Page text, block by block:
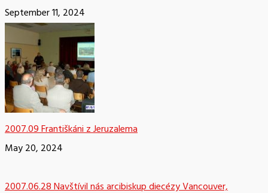
September 11, 2024
2007.09 Františkáni z Jeruzalema
May 20, 2024
2007.06.28 Navštívil nás arcibiskup diecézy Vancouver,